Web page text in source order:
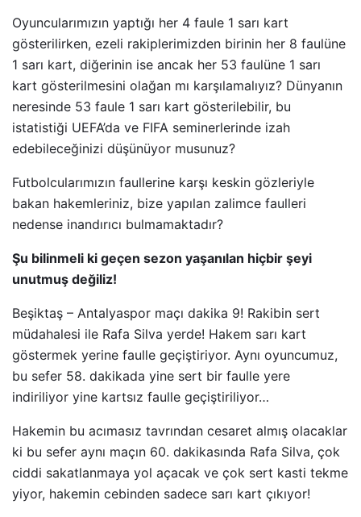
Oyuncularımızın yaptığı her 4 faule 1 sarı kart
gösterilirken, ezeli rakiplerimizden birinin her 8 faulüne
1 sarı kart, diğerinin ise ancak her 53 faulüne 1 sarı
kart gösterilmesini olağan mı karşılamalıyız? Dünyanın
neresinde 53 faule 1 sarı kart gösterilebilir, bu
istatistiği UEFA’da ve FIFA seminerlerinde izah
edebileceğinizi düşünüyor musunuz?
Futbolcularımızın faullerine karşı keskin gözleriyle
bakan hakemleriniz, bize yapılan zalimce faulleri
nedense inandırıcı bulmamaktadır?
Şu bilinmeli ki geçen sezon yaşanılan hiçbir şeyi
unutmuş değiliz!
Beşiktaş – Antalyaspor maçı dakika 9! Rakibin sert
müdahalesi ile Rafa Silva yerde! Hakem sarı kart
göstermek yerine faulle geçiştiriyor. Aynı oyuncumuz,
bu sefer 58. dakikada yine sert bir faulle yere
indiriliyor yine kartsız faulle geçiştiriliyor…
Hakemin bu acımasız tavrından cesaret almış olacaklar
ki bu sefer aynı maçın 60. dakikasında Rafa Silva, çok
ciddi sakatlanmaya yol açacak ve çok sert kasti tekme
yiyor, hakemin cebinden sadece sarı kart çıkıyor!